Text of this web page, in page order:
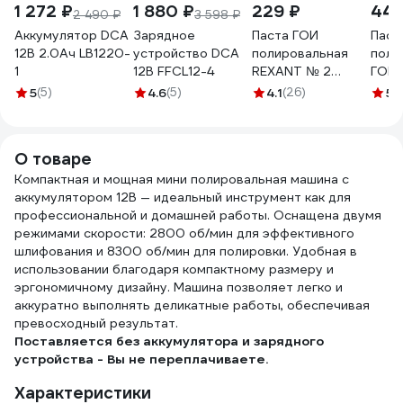
1 272 ₽2 490 ₽
Аккумулятор DCA
12В 2.0Ач LB1220-
1
5(5)
1 880 ₽3 598 ₽
Зарядное
устройство DCA
12В FFCL12-4
4.6(5)
229 ₽
Паста ГОИ
полировальная
REXANT № 2
баночка 100 г 09-
4.1(26)
ГОИ
ООО
5
О товаре
Компактная и мощная мини полировальная машина с
аккумулятором 12В — идеальный инструмент как для
профессиональной и домашней работы. Оснащена двумя
режимами скорости: 2800 об/мин для эффективного
шлифования и 8300 об/мин для полировки. Удобная в
использовании благодаря компактному размеру и
эргономичному дизайну. Машина позволяет легко и
аккуратно выполнять деликатные работы, обеспечивая
превосходный результат.
Поставляется без аккумулятора и зарядного
устройства - Вы не переплачиваете.
Характеристики